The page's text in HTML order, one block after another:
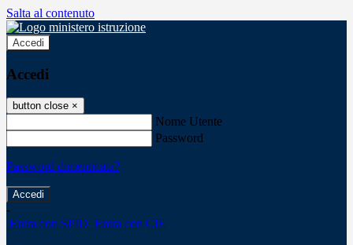
Salta al contenuto
Accedi
Accedi
button close ×
Nome Utente
Password
Password dimenticata?
-
Entra con SPID Entra con CIE